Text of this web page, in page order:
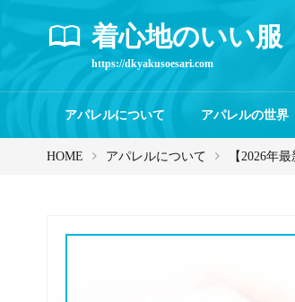
着心地のいい服
https://dkyakusoesari.com
アパレルについて アパレルの世界
HOME アパレルについて 【2026年